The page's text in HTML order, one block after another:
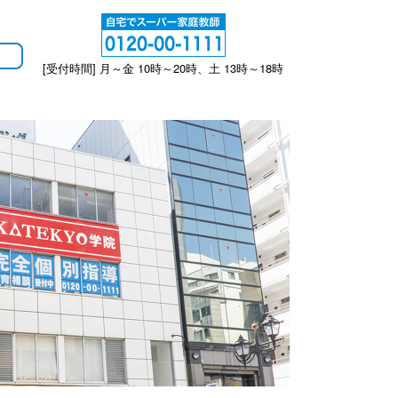
[受付時間] 月～金 10時～20時、土 13時～18時